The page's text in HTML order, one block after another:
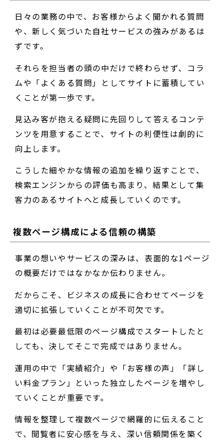
日々の業務の中で、お客様からよく聞かれる質問
や、新しく気づいた自社サービスの強みがあるは
ずです。
それらを担当者の頭の中だけで終わらせず、コラ
ムや「よくある質問」としてサイトに蓄積してい
くことが第一歩です。
見込み客が抱える疑問に先回りして答えるコンテ
ンツを用意することで、サイトの利便性は劇的に
向上します。
こうした細やかな情報の追加を繰り返すことで、
検索エンジンからの評価も高まり、結果として集
客力のあるサイトへと成長していくのです。
複数ページ構成による信頼の構築
事業の想いやサービスの深みは、表面的な1ページ
の概要だけではなかなか伝わりません。
だからこそ、ビジネスの成長に合わせてページを
適切に拡張していくことが不可欠です。
最初は必要最低限のページ構成でスタートしたと
しても、決してそこで完成ではありません。
運用の中で「実績紹介」や「お客様の声」「詳し
い料金プラン」といった独立したページを増やし
ていくことが重要です。
情報を整理して複数ページで網羅的に伝えること
で、閲覧者に安心感を与え、深い信頼関係を築く